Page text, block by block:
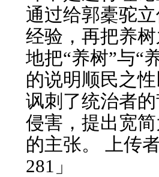
通过给郭橐驼
经验，再把养
地把“养树”与“
的说明顺民之
讽刺了统治者
侵害，提出宽
的主张。 上传
281」